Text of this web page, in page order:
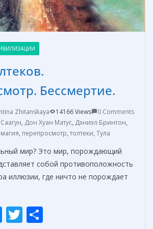
Бессмертие.
Zhitanskaya 14166 Views
0 Comments
, Дон Хуан Матус, Дэниэл Бринтон,
магия, перепросмотр, толтеки, Тула
мир? Это мир, порождающий
собой противоположность
иллюзии, где ничто не порождает
M T